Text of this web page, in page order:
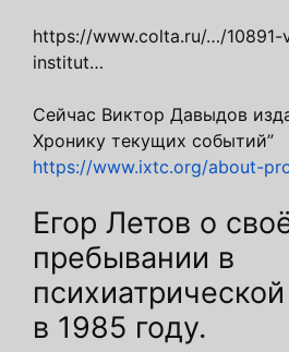
https://www.colta.ru/…/
institut…
Сейчас Виктор Давыдов
Хронику текущих событий”
https://www.ixtc.org/about-
Егор Летов о
пребывании в
в 1985 году.